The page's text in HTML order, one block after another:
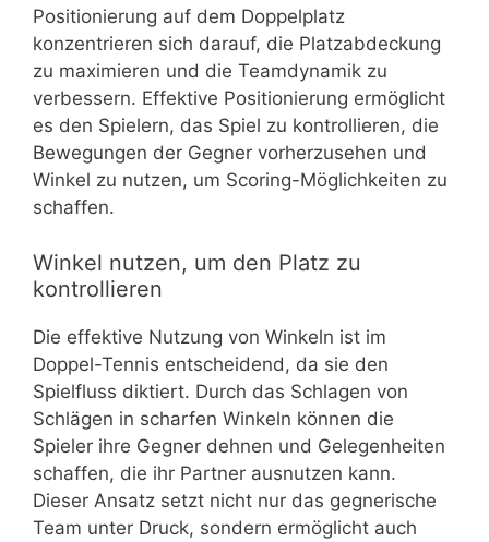
Positionierung auf dem Doppelplatz
konzentrieren sich darauf, die Platzabdeckung
zu maximieren und die Teamdynamik zu
verbessern. Effektive Positionierung ermöglicht
es den Spielern, das Spiel zu kontrollieren, die
Bewegungen der Gegner vorherzusehen und
Winkel zu nutzen, um Scoring-Möglichkeiten zu
schaffen.
Winkel nutzen, um den Platz zu
kontrollieren
Die effektive Nutzung von Winkeln ist im
Doppel-Tennis entscheidend, da sie den
Spielfluss diktiert. Durch das Schlagen von
Schlägen in scharfen Winkeln können die
Spieler ihre Gegner dehnen und Gelegenheiten
schaffen, die ihr Partner ausnutzen kann.
Dieser Ansatz setzt nicht nur das gegnerische
Team unter Druck, sondern ermöglicht auch